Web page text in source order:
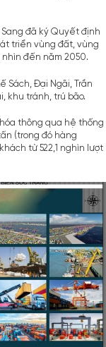
Sang đã ký Quyết định
triển vùng đất, vùng
nhìn đến năm 2050.
Sách, Đại Ngãi, Trần
khu tránh, trú bão.
thông qua hệ thống
(trong đó hàng
từ 522,1 nghìn lượt